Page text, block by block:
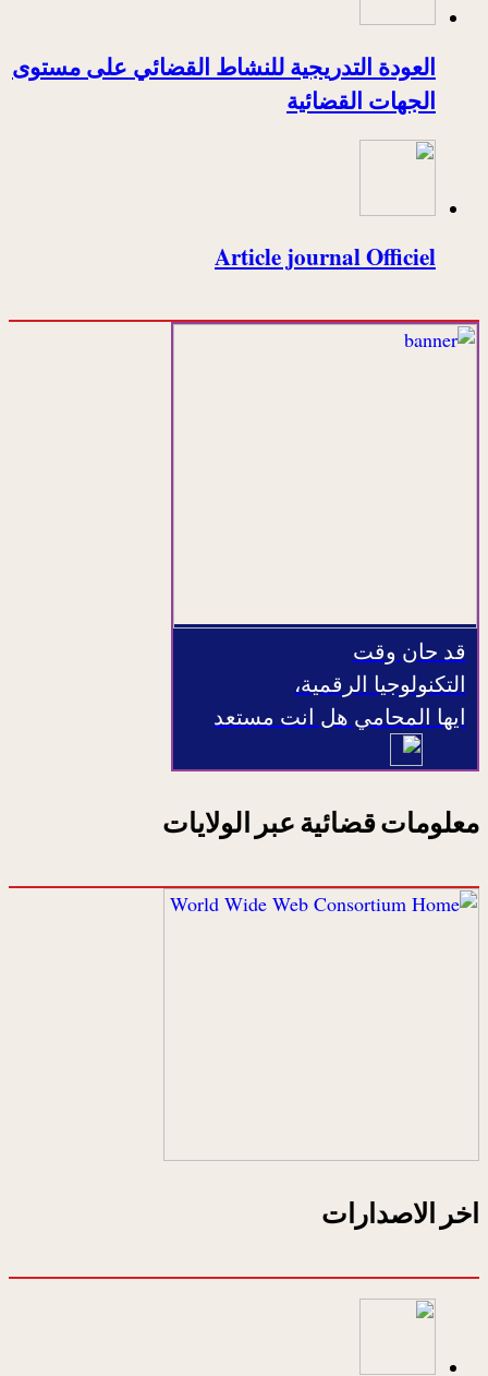
العودة التدريجية للنشاط القضائي على مستوى
الجهات القضائية
Article journal Officiel
قد حان وقت
التكنولوجيا الرقمية،
ايها المحامي هل انت مستعد
معلومات قضائية عبر الولايات
اخر الاصدارات